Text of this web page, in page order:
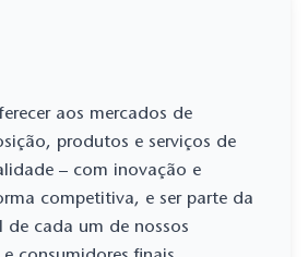
aos mercados de
produtos e serviços de
– com inovação e
competitiva, e ser parte da
de cada um de nossos